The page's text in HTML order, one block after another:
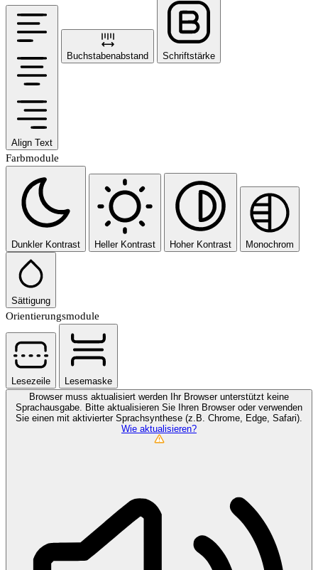
Align Text
Buchstabenabstand Schriftstärke
Farbmodule
Dunkler Kontrast Heller Kontrast Hoher Kontrast Monochrom
Sättigung
Orientierungsmodule
Lesezeile
Lesemaske
Browser muss aktualisiert werden
Ihr Browser unterstützt keine
Sprachausgabe. Bitte aktualisieren Sie Ihren Browser oder verwenden
Sie einen mit aktivierter Sprachsynthese (z.B. Chrome, Edge, Safari).
Wie aktualisieren?